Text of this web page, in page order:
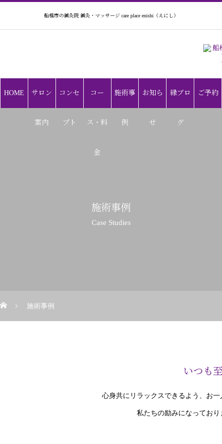
船橋市の鍼灸院 鍼灸・マッサージ care place enishi（えにし）
HOME サロン
案内
コンセ
プト
コー
ス・料
金
施術事
例
お知ら
せ
縁ブロ
グ
ご予約
施術事例
Case Studies
施術事例
いつも
心身共にリラックスできるよう、お
私たちの励みになってお